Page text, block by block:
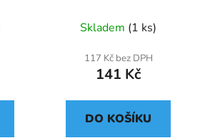
Skladem (1 ks)
117 Kč bez DPH
141 Kč
DO KOŠÍKU